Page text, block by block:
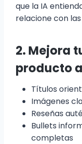
que la IA
relacione con
2. Mejora
producto
Títulos
Imágenes
Reseñas
Bullets
completas